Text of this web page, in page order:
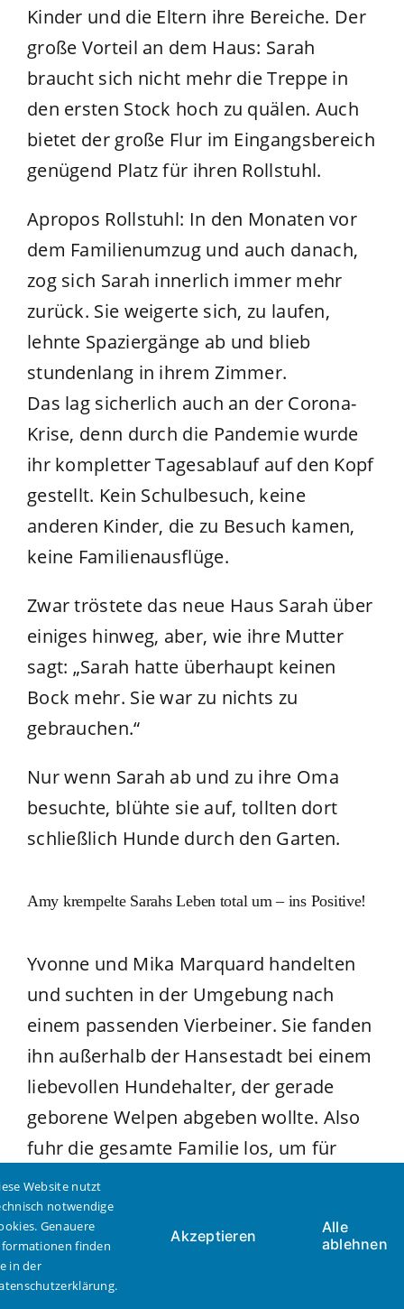
Kinder und die Eltern ihre Bereiche. Der
große Vorteil an dem Haus: Sarah
braucht sich nicht mehr die Treppe in
den ersten Stock hoch zu quälen. Auch
bietet der große Flur im Eingangsbereich
genügend Platz für ihren Rollstuhl.
Apropos Rollstuhl: In den Monaten vor
dem Familienumzug und auch danach,
zog sich Sarah innerlich immer mehr
zurück. Sie weigerte sich, zu laufen,
lehnte Spaziergänge ab und blieb
stundenlang in ihrem Zimmer.
Das lag sicherlich auch an der Corona-
Krise, denn durch die Pandemie wurde
ihr kompletter Tagesablauf auf den Kopf
gestellt. Kein Schulbesuch, keine
anderen Kinder, die zu Besuch kamen,
keine Familienausflüge.
Zwar tröstete das neue Haus Sarah über
einiges hinweg, aber, wie ihre Mutter
sagt: „Sarah hatte überhaupt keinen
Bock mehr. Sie war zu nichts zu
gebrauchen.“
Nur wenn Sarah ab und zu ihre Oma
besuchte, blühte sie auf, tollten dort
schließlich Hunde durch den Garten.
Amy krempelte Sarahs Leben total um – ins Positive!
Yvonne und Mika Marquard handelten
und suchten in der Umgebung nach
einem passenden Vierbeiner. Sie fanden
ihn außerhalb der Hansestadt bei einem
liebevollen Hundehalter, der gerade
geborene Welpen abgeben wollte. Also
fuhr die gesamte Familie los, um für
Sarah einen Hund auszusuchen. Doch,
es war der Welpe, der sich Sarah
aussuchte. Als Sarah sich zu dem
Welpenwurf niederkniete, purzelte eines
Website nutzt
notwendige
Genauere
finden
in der
Akzeptieren
Alle
ablehnen